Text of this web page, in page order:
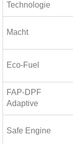
Technologie
Macht
Eco-Fuel
FAP-DPF
Adaptive
Safe Engine